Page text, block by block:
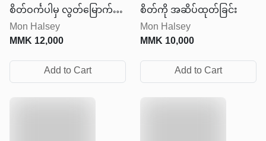
စိတ်ဝင်္ကပါမှ လွတ်မြောက်
ခြင်း
Mon Halsey
MMK12,000
Add to Cart
စိတ်ကို အဆိပ်ထုတ်ခြင်း
Mon Halsey
MMK10,000
Add to Cart